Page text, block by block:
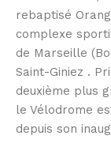
rebaptisé
complexe
de Marseille
Saint-Giniez .
deuxième plus
le Vélodrome
depuis son